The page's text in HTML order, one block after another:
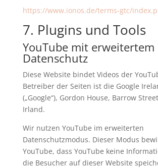
https://www.ionos.de/terms-gtc/
7. Plugins und Tools
YouTube mit erweitertem
Datenschutz
Diese Website bindet Videos der
Betreiber der Seiten ist die Google
(„Google“), Gordon House, Barrow
Irland.
Wir nutzen YouTube im erweiterten
Datenschutzmodus. Dieser Modus
YouTube, dass YouTube keine
die Besucher auf dieser Website